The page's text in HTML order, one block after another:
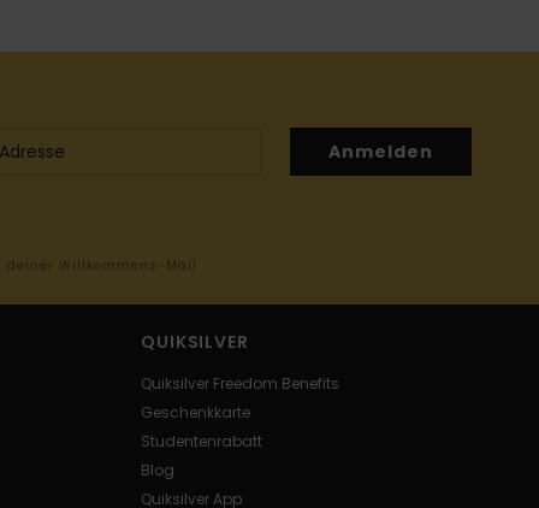
Anmelden
Willkommens-Mail
QUIKSILVER
Quiksilver Freedom Benefits
Geschenkkarte
Studentenrabatt
Blog
Quiksilver App